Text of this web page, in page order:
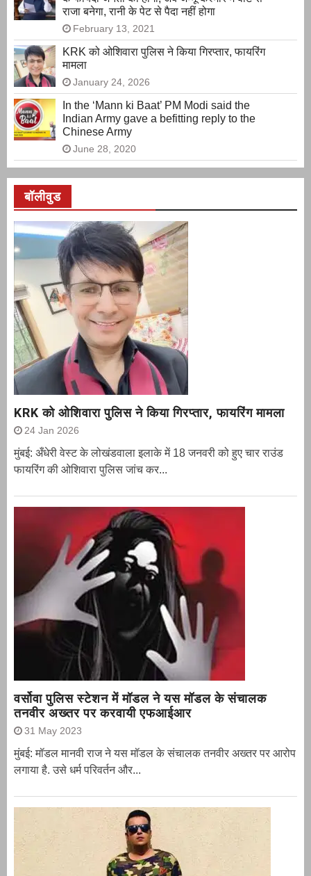
राजा बनेगा, रानी के पेट से पैदा नहीं होगा
February 13, 2021
KRK को ओशिवारा पुलिस ने किया गिरप्तार, फायरिंग
मामला
January 24, 2026
In the ‘Mann ki Baat’ PM Modi said the
Indian Army gave a befitting reply to the
Chinese Army
June 28, 2020
बॉलीवुड
KRK को ओशिवारा पुलिस ने किया गिरप्तार, फायरिंग मामला
24 Jan 2026
मुंबई: अँधेरी वेस्ट के लोखंडवाला इलाके में 18 जनवरी को हुए चार राउंड
फायरिंग की ओशिवारा पुलिस जांच कर...
वर्सोवा पुलिस स्टेशन में मॉडल ने यस मॉडल के संचालक
तनवीर अख्तर पर करवायी एफआईआर
31 May 2023
मुंबई: मॉडल मानवी राज ने यस मॉडल के संचालक तनवीर अख्तर पर आरोप
लगाया है. उसे धर्म परिवर्तन और...